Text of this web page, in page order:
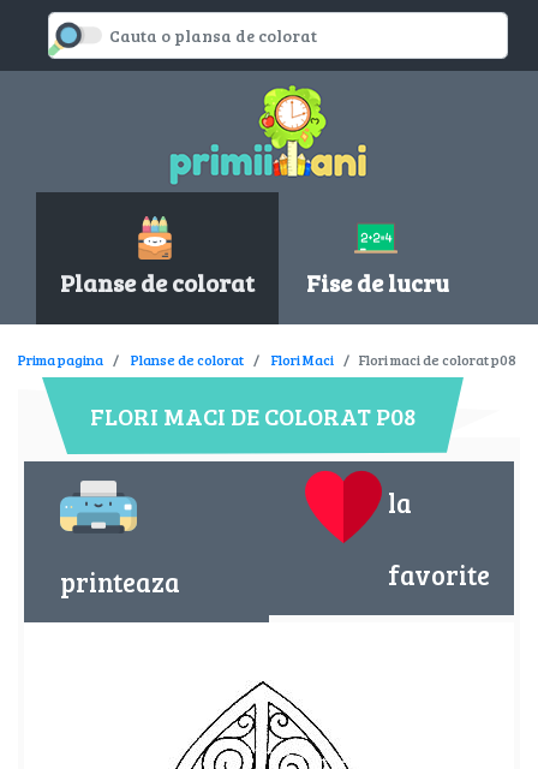
Planse de colorat Fise de lucru
Prima pagina Planse de colorat Flori Maci Flori maci de colorat p08
FLORI MACI DE COLORAT P08
printeaza
la
favorite